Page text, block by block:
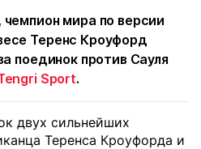
мира по версии
Теренс Кроуфорд
поединок против Сауля
Sport.
двух сильнейших
Теренса Кроуфорда и